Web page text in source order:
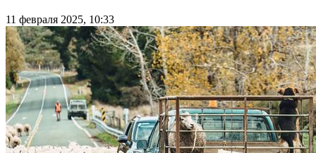
11 февраля 2025, 10:33